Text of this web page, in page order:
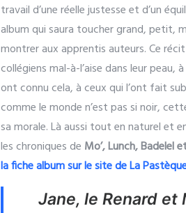
travail d’une réelle justesse et d’un
album qui saura toucher grand, petit,
montrer aux apprentis auteurs. Ce
collégiens mal-à-l’aise dans leur peau,
ont connu cela, à ceux qui l’ont fait
comme le monde n’est pas si noir,
sa morale. Là aussi tout en naturel et
les chroniques de Mo’, Lunch, Badelel
la fiche album sur le site de La
Jane, le Renard et